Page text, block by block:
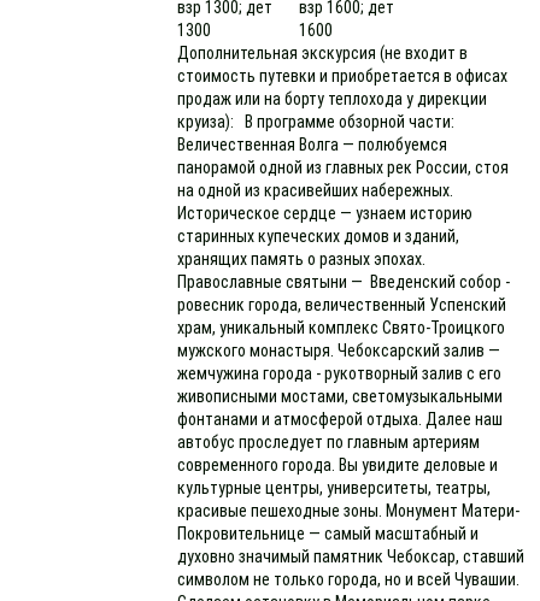
взр 1300; дет
1300
взр 1600; дет
1600
Дополнительная экскурсия (не входит в
стоимость путевки и приобретается в офисах
продаж или на борту теплохода у дирекции
круиза): В программе обзорной части:
Величественная Волга — полюбуемся
панорамой одной из главных рек России, стоя
на одной из красивейших набережных.
Историческое сердце — узнаем историю
старинных купеческих домов и зданий,
хранящих память о разных эпохах.
Православные святыни — Введенский собор -
ровесник города, величественный Успенский
храм, уникальный комплекс Свято-Троицкого
мужского монастыря. Чебоксарский залив —
жемчужина города - рукотворный залив с его
живописными мостами, светомузыкальными
фонтанами и атмосферой отдыха. Далее наш
автобус проследует по главным артериям
современного города. Вы увидите деловые и
культурные центры, университеты, театры,
красивые пешеходные зоны. Монумент Матери-
Покровительнице — самый масштабный и
духовно значимый памятник Чебоксар, ставший
символом не только города, но и всей Чувашии.